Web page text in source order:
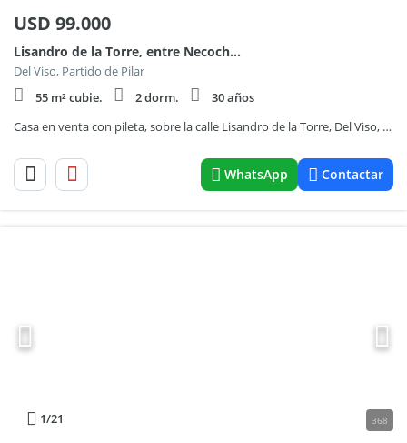
USD 99.000
Lisandro de la Torre, entre Necochea y Koch al 5900
Del Viso, Partido de Pilar
55 m² cubie.
2 dorm.
30 años
Casa en venta con pileta, sobre la calle Lisandro de la Torre, Del Viso, Pilar.
WhatsApp Contactar
1/21 368